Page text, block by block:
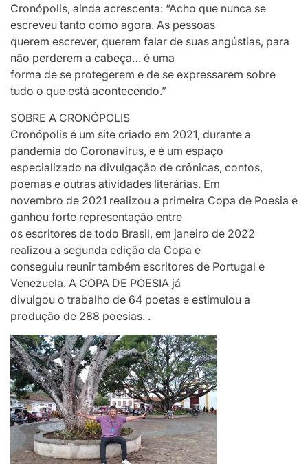
Cronópolis, ainda acrescenta: “Acho que nunca se
escreveu tanto como agora. As pessoas
querem escrever, querem falar de suas angústias, para
não perderem a cabeça… é uma
forma de se protegerem e de se expressarem sobre
tudo o que está acontecendo.”
SOBRE A CRONÓPOLIS
Cronópolis é um site criado em 2021, durante a
pandemia do Coronavírus, e é um espaço
especializado na divulgação de crônicas, contos,
poemas e outras atividades literárias. Em
novembro de 2021 realizou a primeira Copa de Poesia e
ganhou forte representação entre
os escritores de todo Brasil, em janeiro de 2022
realizou a segunda edição da Copa e
conseguiu reunir também escritores de Portugal e
Venezuela. A COPA DE POESIA já
divulgou o trabalho de 64 poetas e estimulou a
produção de 288 poesias. .